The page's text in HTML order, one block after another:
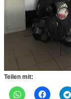
Teilen mit: